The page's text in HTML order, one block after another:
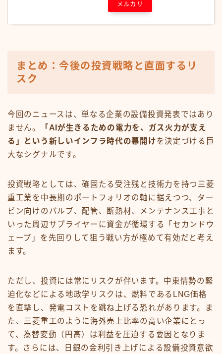
メルカリ
まとめ：今後の投資戦略と直面するリ
スク
今回のニュースは、単なる企業の設備投資発表ではあり
ません。
「AIが生きるための電力を、ガス火力が支え
る」という新しいインフラ時代の幕開けを決定づける巨
大なシグナルです。
投資戦略としては、確固たる受注残と技術力を持つ三菱
重工業を中長期のポートフォリオの軸に据えつつ、ター
ビン向けのバルブ、配管、断熱材、メンテナンス工事と
いった周辺サプライヤーに資金が循環する「セカンドウ
ェーブ」を先回りして狙う戦い方が極めて有効だと考え
ます。
ただし、投資には常にリスクが伴います。中東情勢の緊
迫化などによる地政学リスクは、燃料であるLNG価格
を直撃し、発電コストを跳ね上げる恐れがあります。ま
た、三菱重工のように海外売上比率の高い企業にとっ
て、為替変動（円高）は利益を圧迫する要因となりま
す。さらには、日銀の金利引き上げによる設備投資意欲